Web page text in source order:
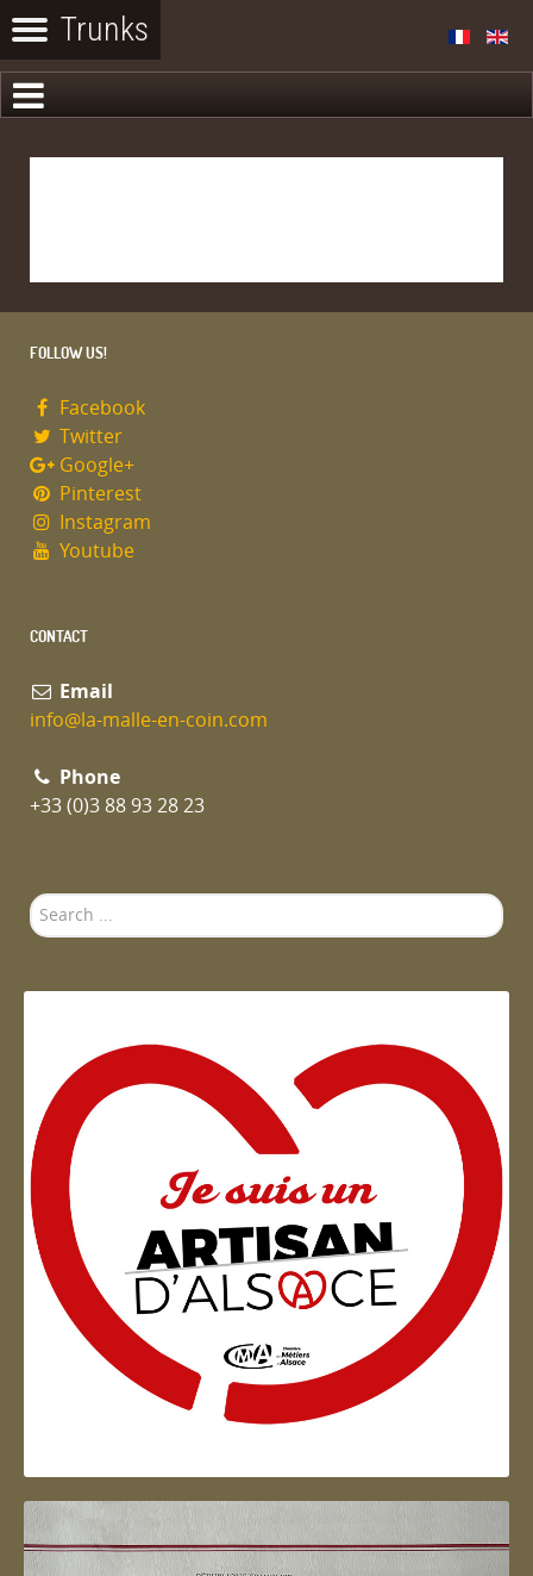
FOLLOW US!
Facebook
Twitter
Google+
Pinterest
Instagram
Youtube
CONTACT
Email
info@la-malle-en-coin.com
Phone
+33 (0)3 88 93 28 23
Search
...
Artisan d'Alsace